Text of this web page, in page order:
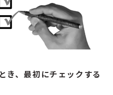
き、最初にチェックする